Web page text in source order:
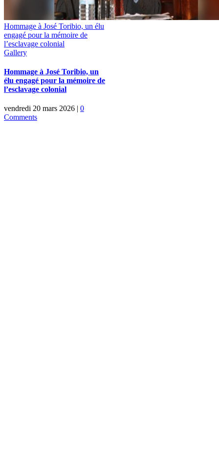
Hommage à José Toribio, un élu
engagé pour la mémoire de
l’esclavage colonial
Gallery
Hommage à José Toribio, un
élu engagé pour la mémoire de
l’esclavage colonial
vendredi 20 mars 2026 | 0
Comments